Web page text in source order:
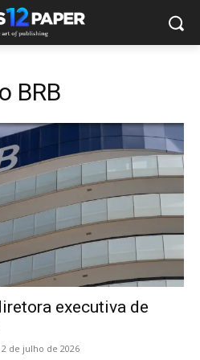
BRB
executiva de
2 de julho de 2026